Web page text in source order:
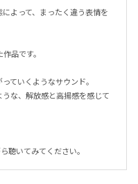
よって、まったく違う表情を
品です。
ていくようなサウンド。
な、解放感と高揚感を感じて
聴いてみてください。